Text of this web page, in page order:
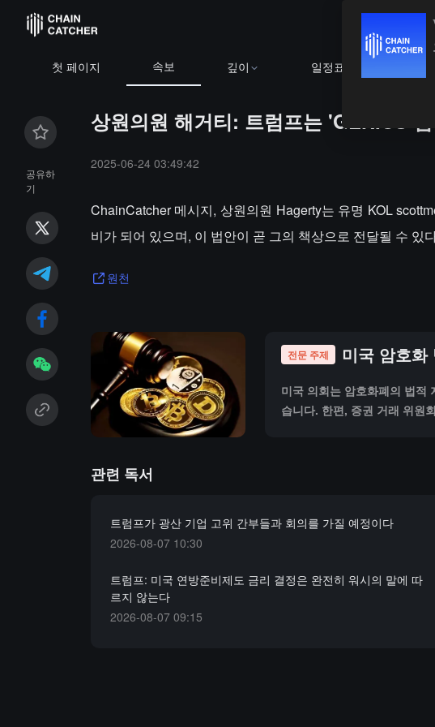
첫 페이지 속보 깊이 일정표
공유하
기
상원의원 해거티: 트럼프는 'GENIUS
2025-06-24 03:49:42
ChainCatcher 메시지, 상원의원 Hagerty는 유명 KOL
비가 되어 있으며, 이 법안이 곧 그의 책상으로 전달될 수 있
원천
전문 주제 미국 암호
미국 의회는 암호화폐의 법적
습니다. 한편, 증권 거래 위원
관련 독서
트럼프가 광산 기업 고위 간부들과 회의를 가질 예정이다
2026-08-07 10:30
트럼프: 미국 연방준비제도 금리 결정은 완전히 워시의 말에 따
르지 않는다
2026-08-07 09:15